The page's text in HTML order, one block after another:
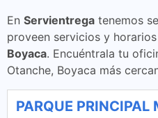
En Servientrega tenemos
proveen servicios y
Boyaca. Encuéntrala tu
Otanche, Boyaca más
PARQUE PRINCIPAL